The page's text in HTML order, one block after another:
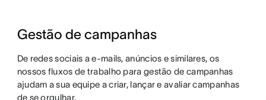
Gestão de campanhas
De redes sociais a e-mails, anúncios e similares, os
nossos fluxos de trabalho para gestão de campanhas
ajudam a sua equipe a criar, lançar e avaliar campanhas
de se orgulhar.